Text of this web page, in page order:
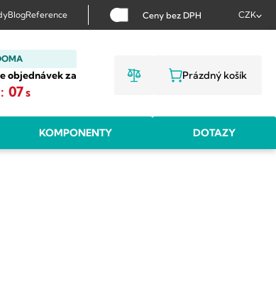
BlogReference Ceny bez DPH CZK
objednávek za
: 06 s
NÁKUPNÍ
Prázdný košík
KOMPONENTY DOTAZY